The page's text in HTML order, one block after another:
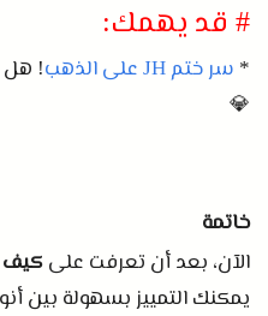
# قد يهمك:
* سر ختم JH على الذهب! هل
💎
خاتمة
الآن، بعد أن تعرفت علىكيف
يمكنك التمييز بسهولة بين